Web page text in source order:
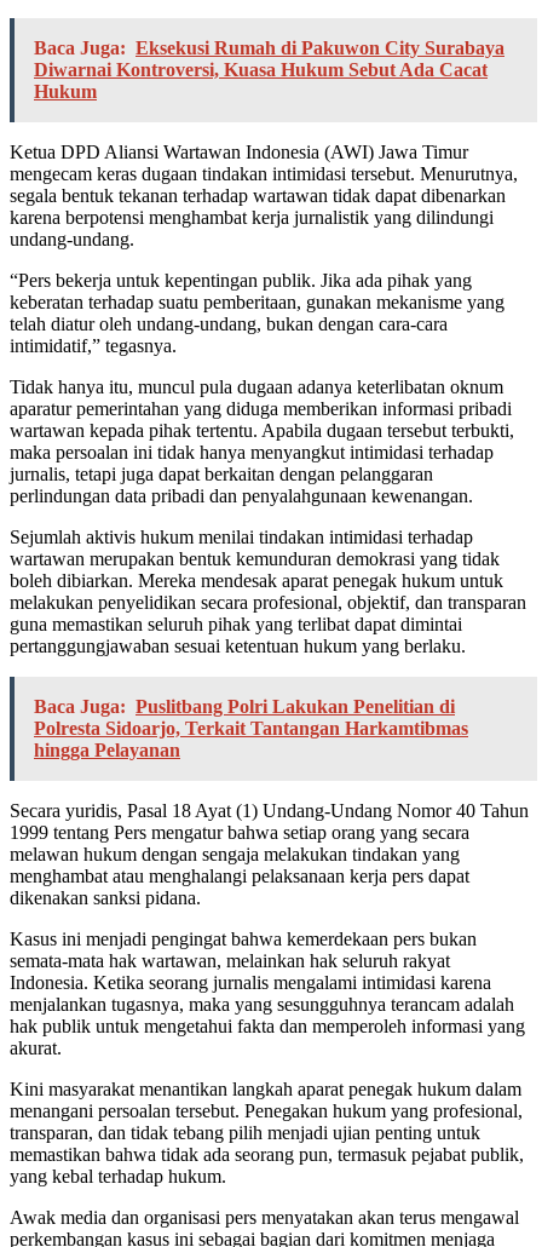
Baca Juga: Eksekusi Rumah di Pakuwon City Surabaya
Diwarnai Kontroversi, Kuasa Hukum Sebut Ada Cacat
Hukum
Ketua DPD Aliansi Wartawan Indonesia (AWI) Jawa Timur
mengecam keras dugaan tindakan intimidasi tersebut. Menurutnya,
segala bentuk tekanan terhadap wartawan tidak dapat dibenarkan
karena berpotensi menghambat kerja jurnalistik yang dilindungi
undang-undang.
“Pers bekerja untuk kepentingan publik. Jika ada pihak yang
keberatan terhadap suatu pemberitaan, gunakan mekanisme yang
telah diatur oleh undang-undang, bukan dengan cara-cara
intimidatif,” tegasnya.
Tidak hanya itu, muncul pula dugaan adanya keterlibatan oknum
aparatur pemerintahan yang diduga memberikan informasi pribadi
wartawan kepada pihak tertentu. Apabila dugaan tersebut terbukti,
maka persoalan ini tidak hanya menyangkut intimidasi terhadap
jurnalis, tetapi juga dapat berkaitan dengan pelanggaran
perlindungan data pribadi dan penyalahgunaan kewenangan.
Sejumlah aktivis hukum menilai tindakan intimidasi terhadap
wartawan merupakan bentuk kemunduran demokrasi yang tidak
boleh dibiarkan. Mereka mendesak aparat penegak hukum untuk
melakukan penyelidikan secara profesional, objektif, dan transparan
guna memastikan seluruh pihak yang terlibat dapat dimintai
pertanggungjawaban sesuai ketentuan hukum yang berlaku.
Baca Juga: Puslitbang Polri Lakukan Penelitian di
Polresta Sidoarjo, Terkait Tantangan Harkamtibmas
hingga Pelayanan
Secara yuridis, Pasal 18 Ayat (1) Undang-Undang Nomor 40 Tahun
1999 tentang Pers mengatur bahwa setiap orang yang secara
melawan hukum dengan sengaja melakukan tindakan yang
menghambat atau menghalangi pelaksanaan kerja pers dapat
dikenakan sanksi pidana.
Kasus ini menjadi pengingat bahwa kemerdekaan pers bukan
semata-mata hak wartawan, melainkan hak seluruh rakyat
Indonesia. Ketika seorang jurnalis mengalami intimidasi karena
menjalankan tugasnya, maka yang sesungguhnya terancam adalah
hak publik untuk mengetahui fakta dan memperoleh informasi yang
akurat.
Kini masyarakat menantikan langkah aparat penegak hukum dalam
menangani persoalan tersebut. Penegakan hukum yang profesional,
transparan, dan tidak tebang pilih menjadi ujian penting untuk
memastikan bahwa tidak ada seorang pun, termasuk pejabat publik,
yang kebal terhadap hukum.
Awak media dan organisasi pers menyatakan akan terus mengawal
perkembangan kasus ini sebagai bagian dari komitmen menjaga